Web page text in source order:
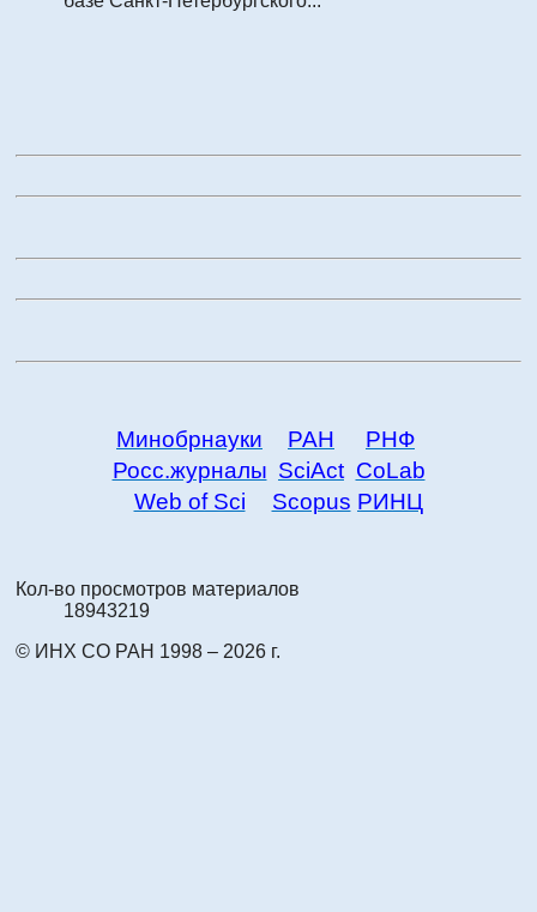
Минобрнауки РАН
РНФ
Росс.журналы SciAct CoLab
Web of Sci
Scopus РИНЦ
Кол-во просмотров материалов
18943219
© ИНХ СО РАН 1998 – 2026 г.